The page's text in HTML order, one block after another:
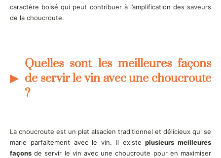
caractère boisé qui peut contribuer à l’amplification des saveurs
de la choucroute.
Quelles sont les meilleures façons
de servir le vin avec une choucroute
?
La choucroute est un plat alsacien traditionnel et délicieux qui se
marie parfaitement avec le vin. Il existeplusieurs meilleures
façons de servir le vin avec une choucroute pour en maximiser